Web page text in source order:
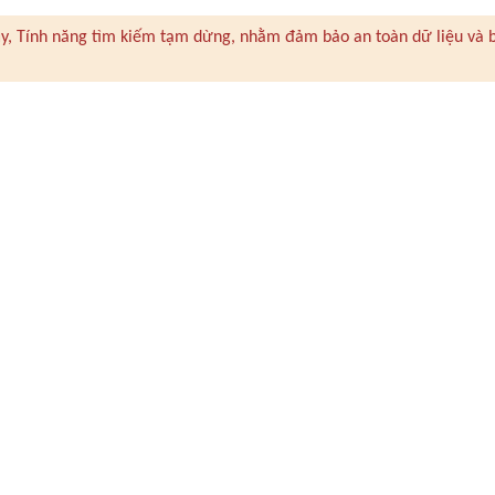
Tính năng tìm kiếm tạm dừng, nhằm đảm bảo an toàn dữ liệu và